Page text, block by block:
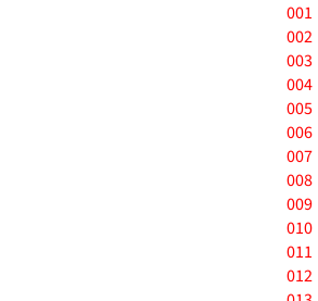
001
002
003
004
005
006
007
008
009
010
011
012